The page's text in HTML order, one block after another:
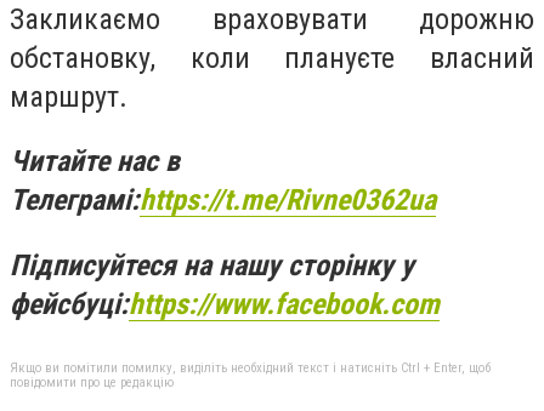
Закликаємо враховувати дорожню
обстановку, коли плануєте власний
маршрут.
Читайте нас в
Телеграмі:https://t.me/Rivne0362ua
Підписуйтеся на нашу сторінку у
фейсбуці:https://www.facebook.com
Якщо ви помітили помилку, виділіть необхідний текст і натисніть Ctrl + Enter, щоб
повідомити про це редакцію